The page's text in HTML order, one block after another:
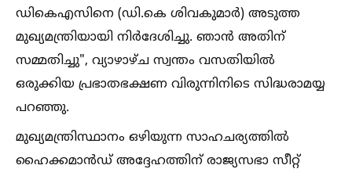
ഡികെഎസിനെ (ഡി.കെ ശിവകുമാർ) അടുത്ത
മുഖ്യമന്ത്രിയായി നിർദേശിച്ചു. ഞാൻ അതിന്
സമ്മതിച്ചു", വ്യാഴാഴ്ച സ്വന്തം വസതിയില്‍
ഒരുക്കിയ പ്രഭാതഭക്ഷണ വിരുന്നിനിടെ സിദ്ധരാമയ്യ
പറഞ്ഞു.
മുഖ്യമന്ത്രിസ്ഥാനം ഒഴിയുന്ന സാഹചര്യത്തില്‍
ഹൈക്കമാൻഡ് അദ്ദേഹത്തിന് രാജ്യസഭാ സീറ്റ്